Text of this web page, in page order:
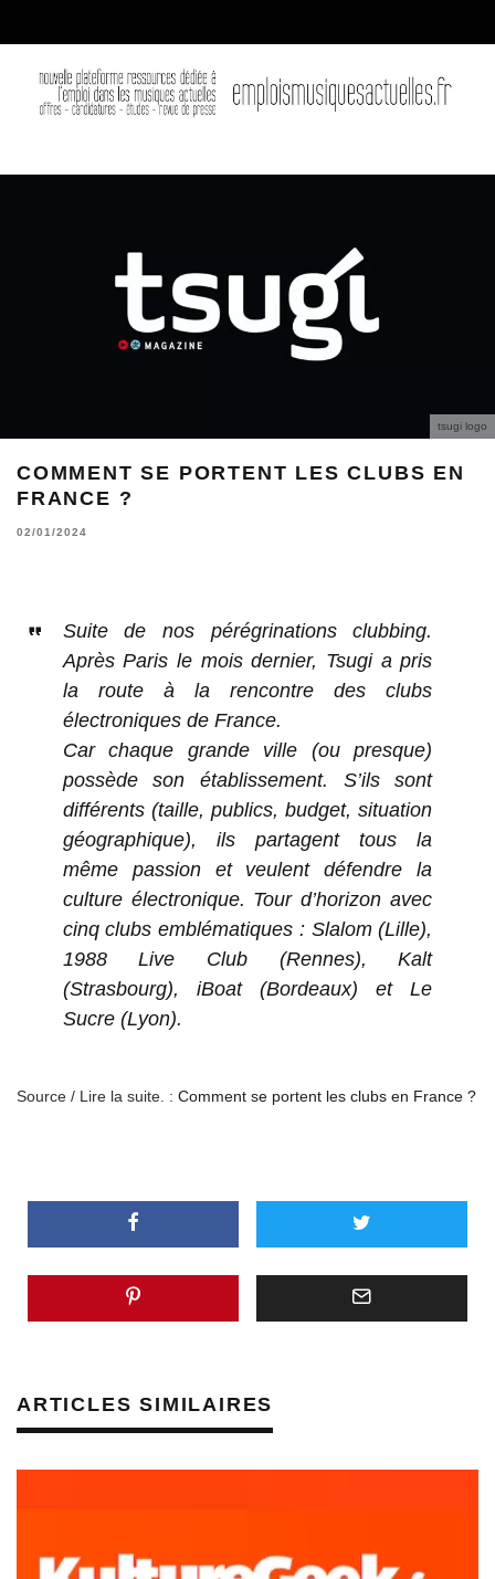
tsugi logo
COMMENT SE PORTENT LES CLUBS EN
FRANCE ?
02/01/2024
Suite de nos pérégrinations clubbing.
Après Paris le mois dernier, Tsugi a pris
la route à la rencontre des clubs
électroniques de France.
Car chaque grande ville (ou presque)
possède son établissement. S’ils sont
différents (taille, publics, budget, situation
géographique), ils partagent tous la
même passion et veulent défendre la
culture électronique. Tour d’horizon avec
cinq clubs emblématiques : Slalom (Lille),
1988 Live Club (Rennes), Kalt
(Strasbourg), iBoat (Bordeaux) et Le
Sucre (Lyon).
Source / Lire la suite. : Comment se portent les clubs en France ?
ARTICLES SIMILAIRES